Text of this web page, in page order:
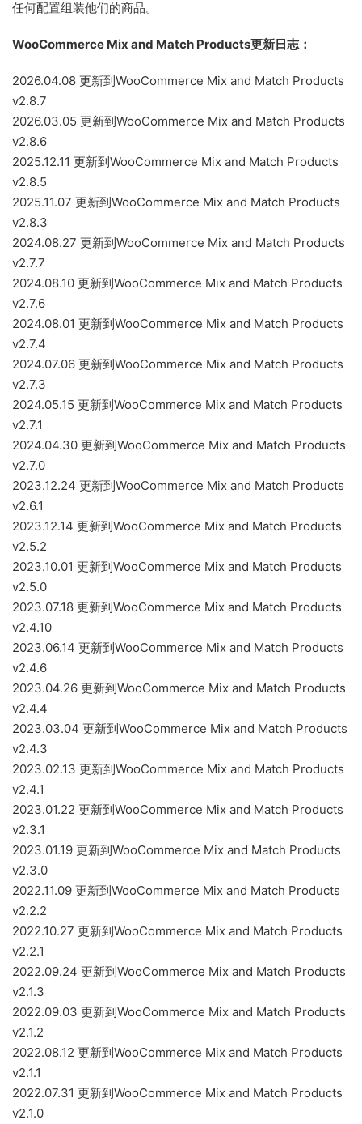
任何配置组装他们的商品。
WooCommerce Mix and Match Products更新日志：
2026.04.08 更新到WooCommerce Mix and Match Products
v2.8.7
2026.03.05 更新到WooCommerce Mix and Match Products
v2.8.6
2025.12.11 更新到WooCommerce Mix and Match Products
v2.8.5
2025.11.07 更新到WooCommerce Mix and Match Products
v2.8.3
2024.08.27 更新到WooCommerce Mix and Match Products
v2.7.7
2024.08.10 更新到WooCommerce Mix and Match Products
v2.7.6
2024.08.01 更新到WooCommerce Mix and Match Products
v2.7.4
2024.07.06 更新到WooCommerce Mix and Match Products
v2.7.3
2024.05.15 更新到WooCommerce Mix and Match Products
v2.7.1
2024.04.30 更新到WooCommerce Mix and Match Products
v2.7.0
2023.12.24 更新到WooCommerce Mix and Match Products
v2.6.1
2023.12.14 更新到WooCommerce Mix and Match Products
v2.5.2
2023.10.01 更新到WooCommerce Mix and Match Products
v2.5.0
2023.07.18 更新到WooCommerce Mix and Match Products
v2.4.10
2023.06.14 更新到WooCommerce Mix and Match Products
v2.4.6
2023.04.26 更新到WooCommerce Mix and Match Products
v2.4.4
2023.03.04 更新到WooCommerce Mix and Match Products
v2.4.3
2023.02.13 更新到WooCommerce Mix and Match Products
v2.4.1
2023.01.22 更新到WooCommerce Mix and Match Products
v2.3.1
2023.01.19 更新到WooCommerce Mix and Match Products
v2.3.0
2022.11.09 更新到WooCommerce Mix and Match Products
v2.2.2
2022.10.27 更新到WooCommerce Mix and Match Products
v2.2.1
2022.09.24 更新到WooCommerce Mix and Match Products
v2.1.3
2022.09.03 更新到WooCommerce Mix and Match Products
v2.1.2
2022.08.12 更新到WooCommerce Mix and Match Products
v2.1.1
2022.07.31 更新到WooCommerce Mix and Match Products
v2.1.0